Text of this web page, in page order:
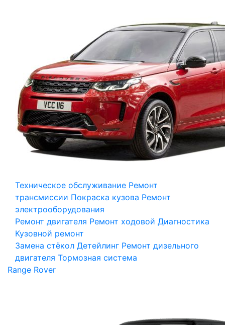
Техническое обслуживание Ремонт
трансмиссии Покраска кузова Ремонт
электрооборудования
Ремонт двигателя Ремонт ходовой Диагностика
Кузовной ремонт
Замена стёкол Детейлинг Ремонт дизельного
двигателя Тормозная система
Range Rover